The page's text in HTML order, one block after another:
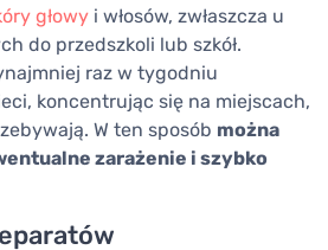
głowy i włosów, zwłaszcza u
do przedszkoli lub szkół.
raz w tygodniu
koncentrując się na miejscach,
W ten sposób można
zarażenie i szybko